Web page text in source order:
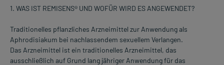
1. WAS IST REMISENS® UND WOFÜR WIRD ES ANGEWENDET?
Traditionelles pflanzliches Arzneimittel zur Anwendung als
Aphrodisiakum bei nachlassendem sexuellem Verlangen.
Das Arzneimittel ist ein traditionelles Arzneimittel, das
ausschließlich auf Grund lang jähriger Anwendung für das